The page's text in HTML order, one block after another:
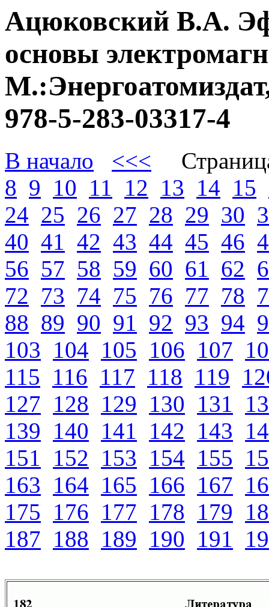
Ацюковский В.А.
основы
978-5-283-03317-4
В начало <<<
8 9 10 11 12 13 14 15
24 25 26 27 28 29 30
40 41 42 43 44 45 46
56 57 58 59 60 61 62
72 73 74 75 76 77 78
88 89 90 91 92 93 94
103 104 105 106 107
115 116 117 118 119
127 128 129 130 131
139 140 141 142 143
151
152 153 154 155
163 164 165 166 167
175 176 177 178 179
187 188 189 190 191